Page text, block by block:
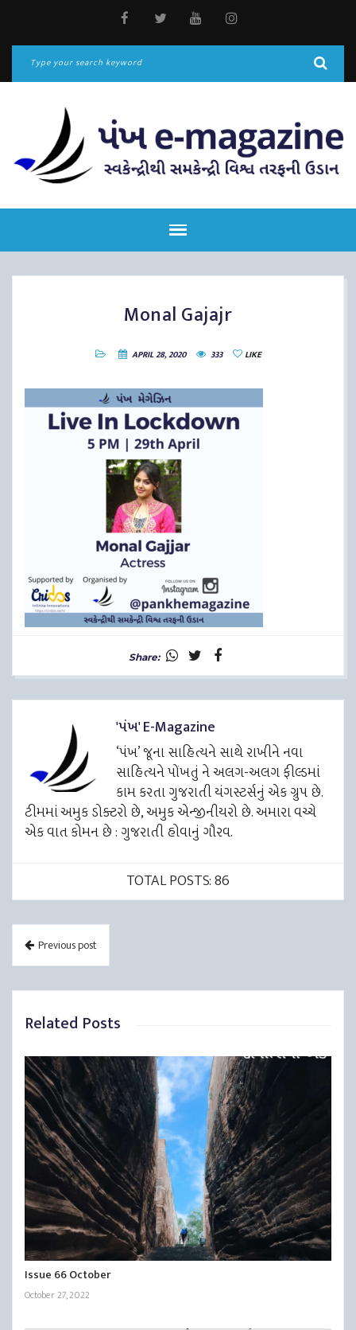
Monal Gajajr
APRIL 28, 2020 333 LIKE
Share:
'પંખ' E-Magazine
‘પંખ’ જૂના સાહિત્યને સાથે રાખીને નવા
સાહિત્યને પોંખતું ને અલગ-અલગ ફીલ્ડમાં
કામ કરતા ગુજરાતી યંગસ્ટર્સનું એક ગ્રુપ છે.
ટીમમાં અમુક ડોક્ટરો છે, અમુક એન્જીનીયરો છે. અમારા વચ્ચે
એક વાત કોમન છે : ગુજરાતી હોવાનું ગૌરવ.
TOTAL POSTS: 86
Previous post
Related Posts
Issue 66 October
October 27, 2022